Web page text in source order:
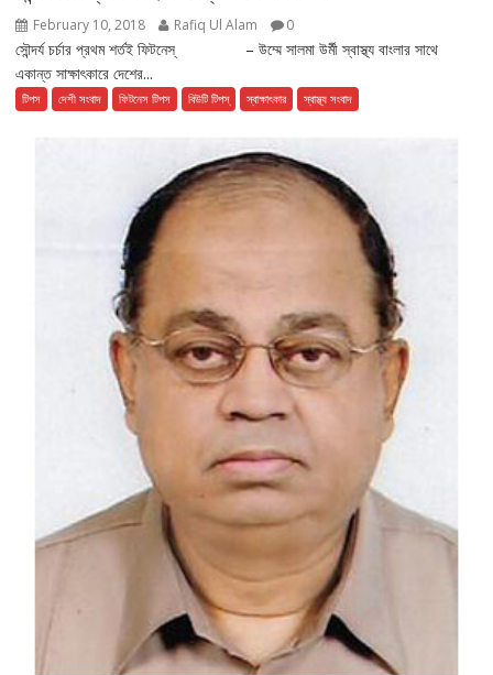
February 10, 2018 Rafiq Ul Alam 0
সৌন্দর্য চর্চার প্রথম শর্তই ফিটনেস্ – উম্মে সালমা উর্মী স্বাস্থ্য বাংলার সাথে
একান্ত সাক্ষাৎকারে দেশের...
টিপস দেশী সংবাদ ফিটনেস টিপস বিউটি টিপস্ স্বাক্ষাৎকার স্বাস্থ্য সংবাদ